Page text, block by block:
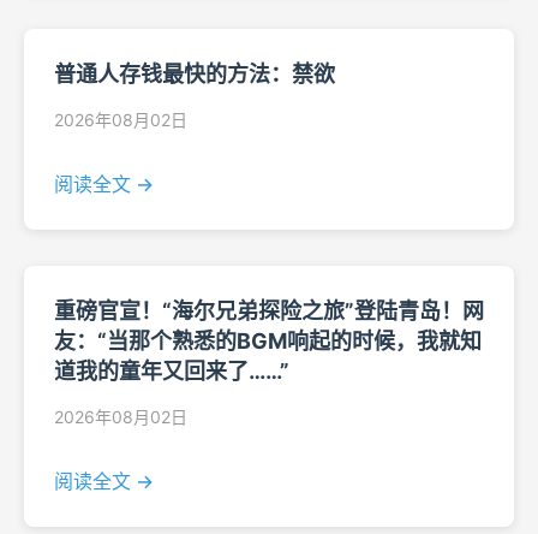
普通人存钱最快的方法：禁欲
2026年08月02日
阅读全文 →
重磅官宣！“海尔兄弟探险之旅”登陆青岛！网
友：“当那个熟悉的BGM响起的时候，我就知
道我的童年又回来了……”
2026年08月02日
阅读全文 →